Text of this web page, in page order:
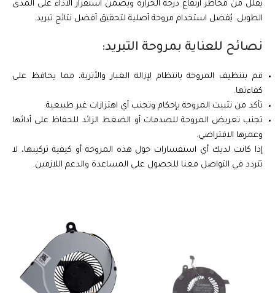
يقلل من مخاطر ارتفاع درجة الحرارة ويضمن استقرار الأداء على المدى
الطويل. يُفضل استخدام مروحة أصلية لتحقيق أفضل نتائج تبريد.
نصائح للعناية بمروحة التبريد:
قم بتنظيف المروحة بانتظام لإزالة الغبار والأتربة، مما يحافظ على
كفاءتها.
تأكد من تثبيت المروحة بإحكام وتجنب أي اهتزازات غير طبيعية.
تجنب تعريض المروحة للصدمات أو الضغط الزائد للحفاظ على أدائها
وعمرها الافتراضي.
إذا كانت لديك أي استفسارات حول هذه المروحة أو كيفية تركيبها، لا
تتردد في التواصل معنا للحصول على المساعدة والدعم اللازمين.